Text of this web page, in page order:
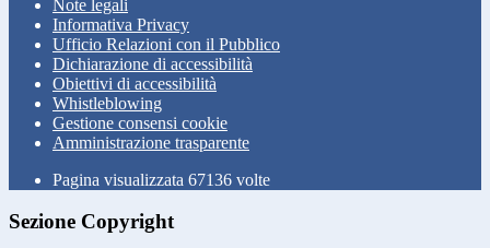
Note legali
Informativa Privacy
Ufficio Relazioni con il Pubblico
Dichiarazione di accessibilità
Obiettivi di accessibilità
Whistleblowing
Gestione consensi cookie
Amministrazione trasparente
Pagina visualizzata 67136 volte
Sezione Copyright